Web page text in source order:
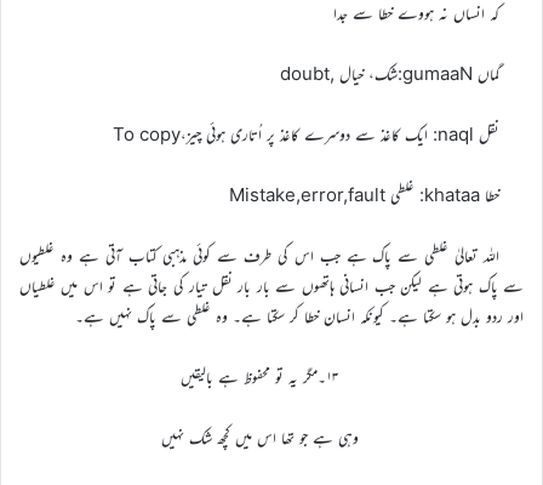
کہ انساں نہ ہووے خطا سے جدا
گماں gumaaN:شک، خیال ,doubt
نقل naql: ایک کاغذ سے دوسرے کاغذ پر اُتاری ہوئی چیز،To copy
خطا khataa: غلطی Mistake,error,fault
اللہ تعالیٰ غلطی سے پاک ہے جب اس کی طرف سے کوئی مذہبی کتاب آتی ہے وہ غلطیوں
سے پاک ہوتی ہے لیکن جب انسانی ہاتھوں سے بار بار نقل تیار کی جاتی ہے تو اس میں غلطیاں
اور ردو بدل ہو سکتا ہے۔ کیونکہ انسان خطا کر سکتا ہے۔ وہ غلطی سے پاک نہیں ہے۔
۱۳۔مگر یہ تو محفوظ ہے بالیقیں
وہی ہے جو تھا اس میں کچھ شک نہیں